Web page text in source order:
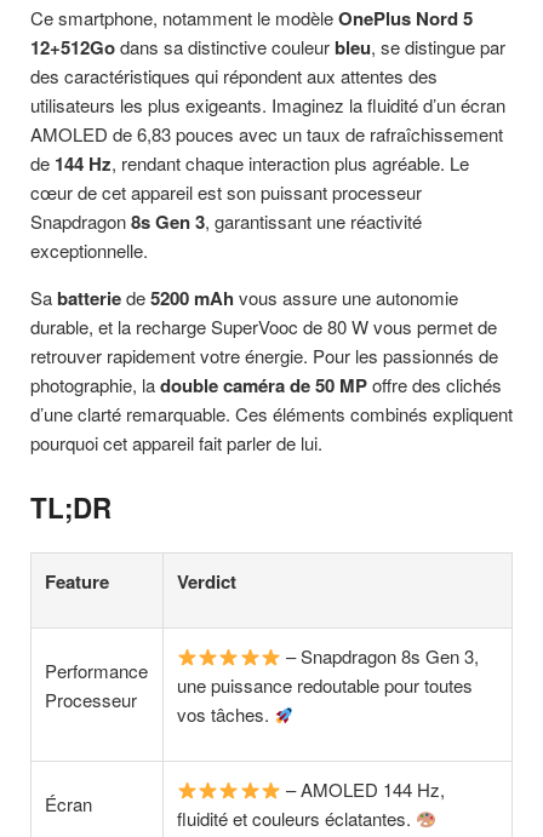
Ce smartphone, notamment le modèleOnePlus Nord 5
12+512Godans sa distinctive couleurbleu, se distingue par
des caractéristiques qui répondent aux attentes des
utilisateurs les plus exigeants. Imaginez la fluidité d’un écran
AMOLED de 6,83 pouces avec un taux de rafraîchissement
de 144 Hz, rendant chaque interaction plus agréable. Le
cœur de cet appareil est son puissant processeur
Snapdragon8s Gen 3, garantissant une réactivité
exceptionnelle.
Sabatteriede5200 mAh vous assure une autonomie
durable, et la recharge SuperVooc de 80 W vous permet de
retrouver rapidement votre énergie. Pour les passionnés de
photographie, ladouble caméra de 50 MPoffre des clichés
d’une clarté remarquable. Ces éléments combinés expliquent
pourquoi cet appareil fait parler de lui.
TL;DR
Feature Verdict
Performance
Processeur
– Snapdragon 8s Gen 3,
une puissance redoutable pour toutes
vos tâches.
Écran
– AMOLED 144 Hz,
fluidité et couleurs éclatantes.